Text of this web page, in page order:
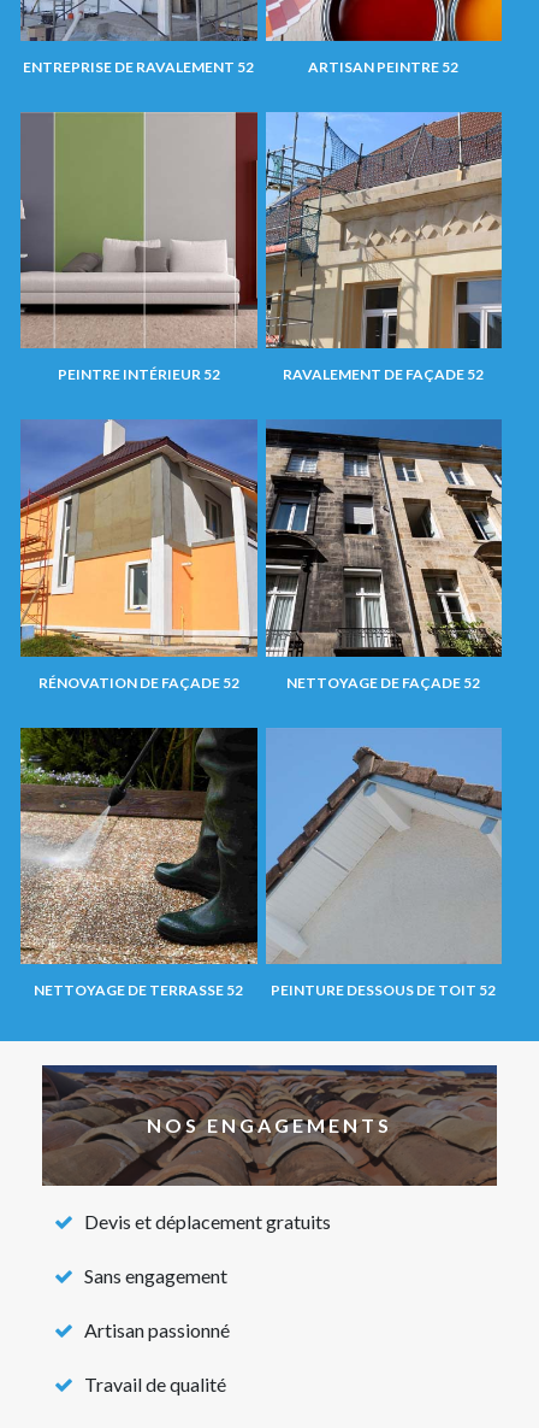
ENTREPRISE DE RAVALEMENT 52 ARTISAN PEINTRE 52
PEINTRE INTÉRIEUR 52 RAVALEMENT DE FAÇADE 52
RÉNOVATION DE FAÇADE 52 NETTOYAGE DE FAÇADE 52
NETTOYAGE DE TERRASSE 52 PEINTURE DESSOUS DE TOIT 52
NOS ENGAGEMENTS
Devis et déplacement gratuits
Sans engagement
Artisan passionné
Travail de qualité